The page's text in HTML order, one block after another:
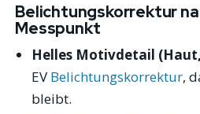
Belichtungskorrektur
Messpunkt
Helles Motivdetail
EV Belichtungskorrektur,
bleibt.